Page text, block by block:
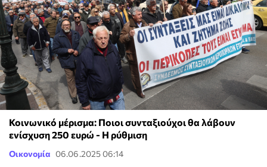
Κοινωνικό μέρισμα: Ποιοι συνταξιούχοι θα λάβουν
ενίσχυση 250 ευρώ - Η ρύθμιση
Οικονομία 06.06.2025 06:14